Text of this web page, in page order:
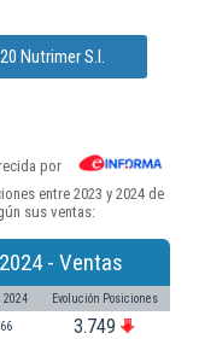
Nutrimer S.l.
por
entre 2023 y 2024 de
sus ventas:
- Ventas
2024 Evolución Posiciones
3.749